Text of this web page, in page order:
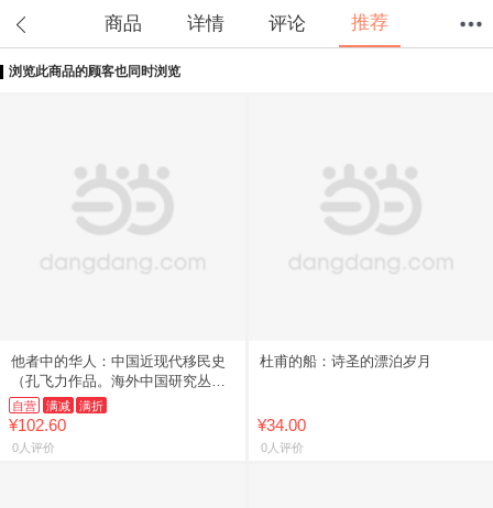
商品 详情 评论 推荐
浏览此商品的顾客也同时浏览
他者中的华人：中国近现代移民史
（孔飞力作品。海外中国研究丛书
大师经典系列）
自营 满减 满折
¥102.60
0人评价
杜甫的船：诗圣的漂泊岁月
¥34.00
0人评价